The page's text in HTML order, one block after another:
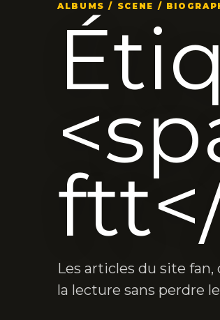
ALBUMS / SCENE /
Les articles du site
la lecture sans perdre